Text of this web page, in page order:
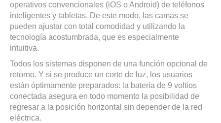
operativos convencionales (iOS o Android) de teléfonos
inteligentes y tabletas. De este modo, las camas se
pueden ajustar con total comodidad y utilizando la
tecnología acostumbrada, que es especialmente
intuitiva.
Todos los sistemas disponen de una función opcional de
retorno. Y si se produce un corte de luz, los usuarios
están óptimamente preparados: la batería de 9 voltios
conectada asegura en todo momento la posibilidad de
regresar a la posición horizontal sin depender de la red
eléctrica.